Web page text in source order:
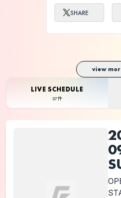
SHARE
view
LIVE SCHEDULE
37件